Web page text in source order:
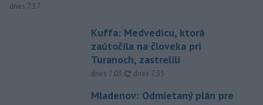
dnes 7:17
Kuffa: Medvedicu, ktorá
zaútočila na človeka pri
Turanoch, zastrelili
dnes 7:03, aktualizované
dnes 7:35
Mladenov: Odmietaný plán pre